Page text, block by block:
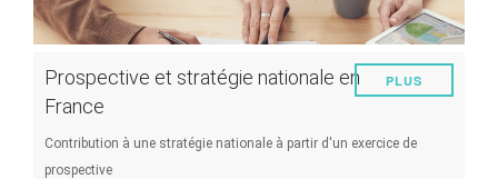
Prospective et stratégie nationale en
France
Contribution à une stratégie nationale à partir d'un exercice de
prospective
PLUS